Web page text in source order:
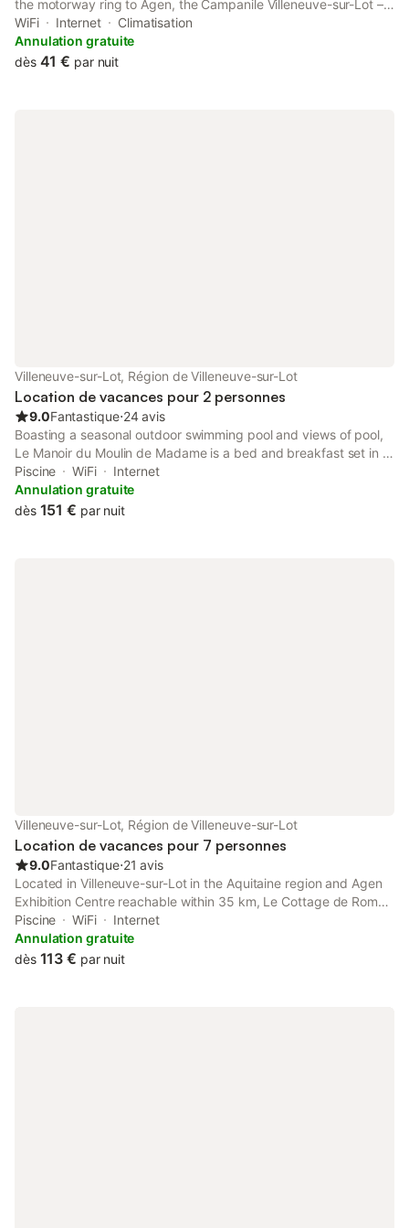
the motorway ring to Agen, the Campanile Villeneuve-sur-Lot –
Pujols offers a tree-filled garden and is the perfect place to
stop-over. Private parking is available on site.
WiFi Internet
Climatisation
Annulation gratuite
dès 41 € par nuit
Villeneuve-sur-Lot, Région de Villeneuve-sur-Lot
Location de vacances pour 2 personnes
9.0Fantastique⋅24 avis
Boasting a seasonal outdoor swimming pool and views of pool,
Le Manoir du Moulin de Madame is a bed and breakfast set in a
historic building in Villeneuve-sur-Lot, 35 km from Agen
Exhibition Centre.
Piscine WiFi
Internet
Annulation gratuite
dès 151 € par nuit
Villeneuve-sur-Lot, Région de Villeneuve-sur-Lot
Location de vacances pour 7 personnes
9.0Fantastique⋅21 avis
Located in Villeneuve-sur-Lot in the Aquitaine region and Agen
Exhibition Centre reachable within 35 km, Le Cottage de Romas
provides accommodation with free WiFi, barbecue facilities, a
seasonal outdoor swimming pool and free private parking.
Piscine WiFi
Internet
Annulation gratuite
dès 113 € par nuit